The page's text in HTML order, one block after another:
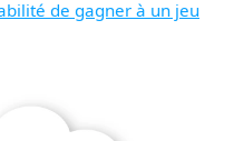
de gagner à un jeu